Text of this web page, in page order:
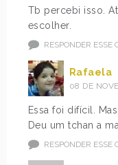
Tb percebi isso.
escolher.
RESPONDER ESSE
Rafaela
08 DE
Essa foi difícil.
Deu um tchan a
RESPONDER ESSE